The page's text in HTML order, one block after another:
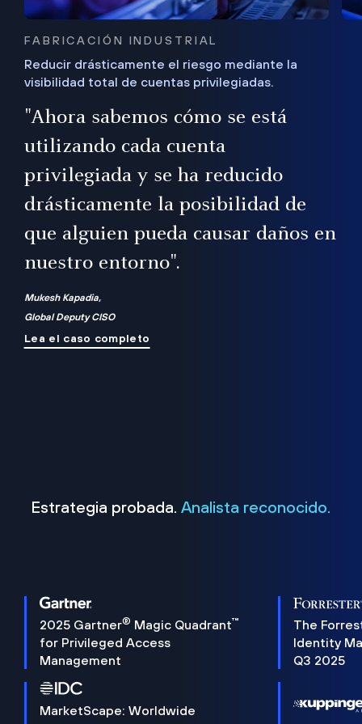
FABRICACIÓN INDUSTRIAL
Reducir drásticamente el riesgo mediante la
visibilidad total de cuentas privilegiadas.
"Ahora sabemos cómo se está
utilizando cada cuenta
privilegiada y se ha reducido
drásticamente la posibilidad de
que alguien pueda causar daños en
nuestro entorno".
Mukesh Kapadia,
Global Deputy CISO
Lea el caso completo
Estrategia probada. Analista reconocido.
2025 Gartner® Magic Quadrant™
for Privileged Access
Management
The
Identity
Q3 2025
MarketScape: Worldwide